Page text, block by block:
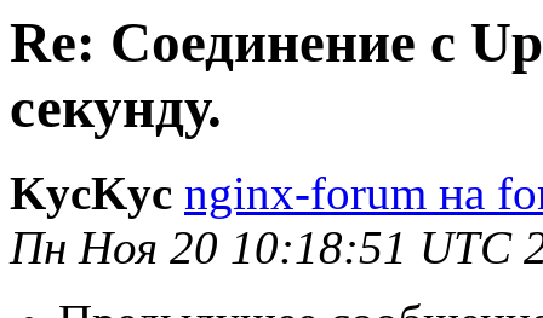
Re: Соединение с
секунду.
KycKyc nginx-forum на
Пн Ноя 20 10:18:51 UTC